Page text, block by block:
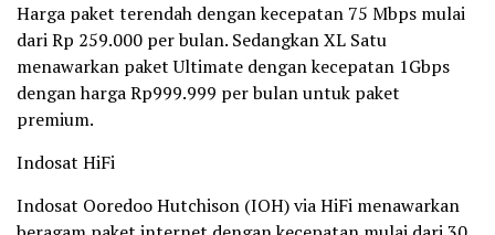
Harga paket terendah dengan kecepatan 75 Mbps mulai
dari Rp 259.000 per bulan. Sedangkan XL Satu
menawarkan paket Ultimate dengan kecepatan 1Gbps
dengan harga Rp999.999 per bulan untuk paket
premium.
Indosat HiFi
Indosat Ooredoo Hutchison (IOH) via HiFi menawarkan